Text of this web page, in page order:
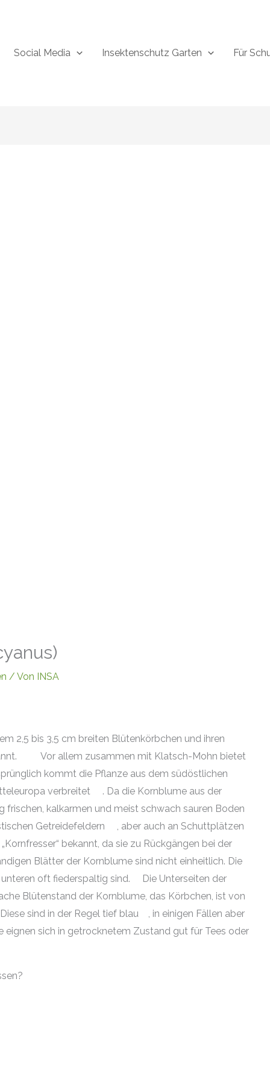
Social Media Insektenschutz Garten Für
/ Von INSA
2,5 bis 3,5 cm breiten Blütenkörbchen und ihren
Vor allem zusammen mit Klatsch-Mohn bietet
kommt die Pflanze aus dem südöstlichen
verbreitet
. Da die Kornblume aus der
frischen, kalkarmen und meist schwach sauren Boden
Getreidefeldern
, aber auch an Schuttplätzen
bekannt, da sie zu Rückgängen bei der
Blätter der Kornblume sind nicht einheitlich. Die
oft fiederspaltig sind.
Die Unterseiten der
Blütenstand der Kornblume, das Körbchen, ist von
Diese sind in der Regel tief blau
, in einigen Fällen aber
eignen sich in getrocknetem Zustand gut für Tees oder